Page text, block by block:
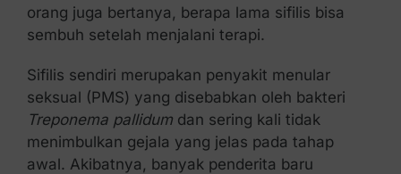
orang juga bertanya, berapa lama sifilis bisa
sembuh setelah menjalani terapi.
Sifilis sendiri merupakan penyakit menular
seksual (PMS) yang disebabkan oleh bakteri
Treponema pallidumdan sering kali tidak
menimbulkan gejala yang jelas pada tahap
awal. Akibatnya, banyak penderita baru